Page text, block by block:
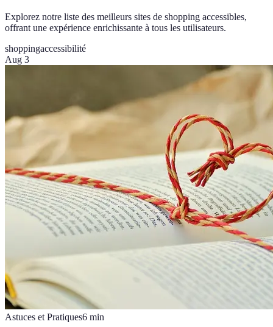
Explorez notre liste des meilleurs sites de shopping accessibles,
offrant une expérience enrichissante à tous les utilisateurs.
shoppingaccessibilité
Aug 3
Astuces et Pratiques6 min